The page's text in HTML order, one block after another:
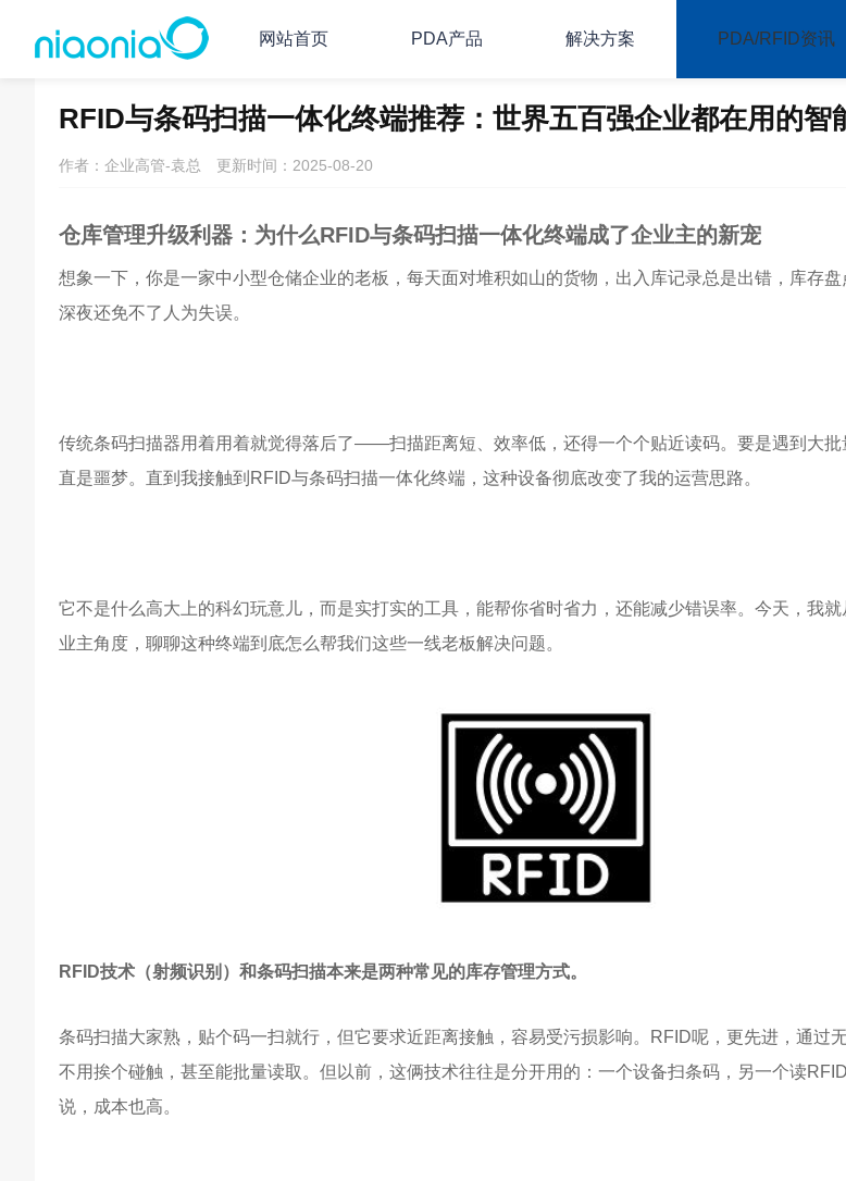
网站首页 PDA产品 解决方案 PDA/RFID资讯
主页 PDA/RFID资讯 PDA行业资讯
RFID与条码扫描一体化终端推荐：世界五百强企业都在用的智
作者：企业高管-袁总 更新时间：2025-08-20
仓库管理升级利器：为什么RFID与条码扫描一体化终端成了企业主的新宠
想象一下，你是一家中小型仓储企业的老板，每天面对堆积如山的货物，出入库记录总是出错，库存盘
深夜还免不了人为失误。
传统条码扫描器用着用着就觉得落后了——扫描距离短、效率低，还得一个个贴近读码。要是遇到大批
直是噩梦。直到我接触到RFID与条码扫描一体化终端，这种设备彻底改变了我的运营思路。
它不是什么高大上的科幻玩意儿，而是实打实的工具，能帮你省时省力，还能减少错误率。今天，我
业主角度，聊聊这种终端到底怎么帮我们这些一线老板解决问题。
RFID技术（射频识别）和条码扫描本来是两种常见的库存管理方式。
条码扫描大家熟，贴个码一扫就行，但它要求近距离接触，容易受污损影响。RFID呢，更先进，通过
不用挨个碰触，甚至能批量读取。但以前，这俩技术往往是分开用的：一个设备扫条码，另一个读
说，成本也高。